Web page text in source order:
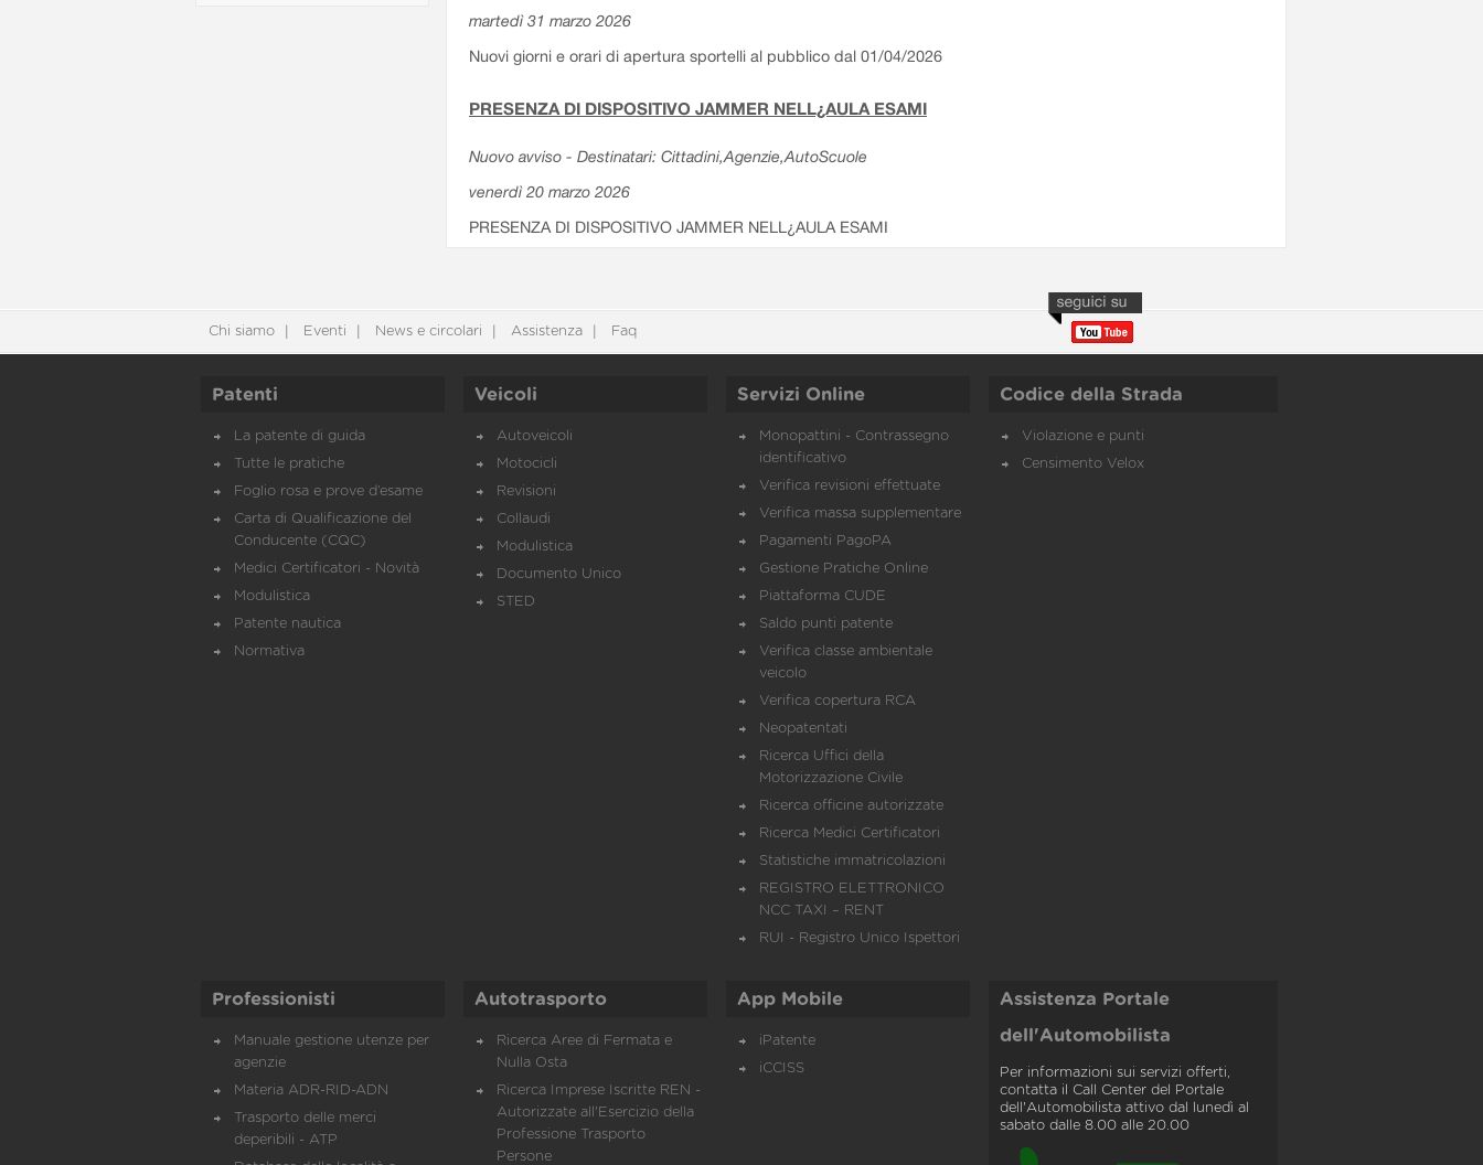
martedì 31 marzo 2026
Nuovi giorni e orari di apertura sportelli al pubblico dal 01/04/2026
PRESENZA DI DISPOSITIVO JAMMER NELL¿AULA ESAMI
Nuovo avviso - Destinatari: Cittadini,Agenzie,AutoScuole
venerdì 20 marzo 2026
PRESENZA DI DISPOSITIVO JAMMER NELL¿AULA ESAMI
Chi siamo Eventi News e circolari Assistenza Faq
Patenti
La patente di guida
Tutte le pratiche
Foglio rosa e prove d’esame
Carta di Qualificazione del
Conducente (CQC)
Medici Certificatori - Novità
Modulistica
Patente nautica
Normativa
Veicoli
Autoveicoli
Motocicli
Revisioni
Collaudi
Modulistica
Documento Unico
STED
Servizi Online
Monopattini - Contrassegno
identificativo
Verifica revisioni effettuate
Verifica massa supplementare
Pagamenti PagoPA
Gestione Pratiche Online
Piattaforma CUDE
Saldo punti patente
Verifica classe ambientale
veicolo
Verifica copertura RCA
Neopatentati
Ricerca Uffici della
Motorizzazione Civile
Ricerca officine autorizzate
Ricerca Medici Certificatori
Statistiche immatricolazioni
REGISTRO ELETTRONICO
NCC TAXI – RENT
RUI - Registro Unico Ispettori
Codice della Strada
Violazione e punti
Censimento Velox
Professionisti
Manuale gestione utenze per
agenzie
Materia ADR-RID-ADN
Trasporto delle merci
deperibili - ATP
Autotrasporto
Ricerca Aree di Fermata e
Nulla Osta
Ricerca Imprese Iscritte REN -
Autorizzate all'Esercizio della
Professione Trasporto
Persone
App Mobile
iPatente
iCCISS
Assistenza Portale
dell'Automobilista
Per informazioni sui servizi offerti,
contatta il Call Center del Portale
dell'Automobilista attivo dal lunedì al
sabato dalle 8.00 alle 20.00